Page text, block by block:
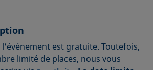
est gratuite. Toutefois,
limité de places, nous vous